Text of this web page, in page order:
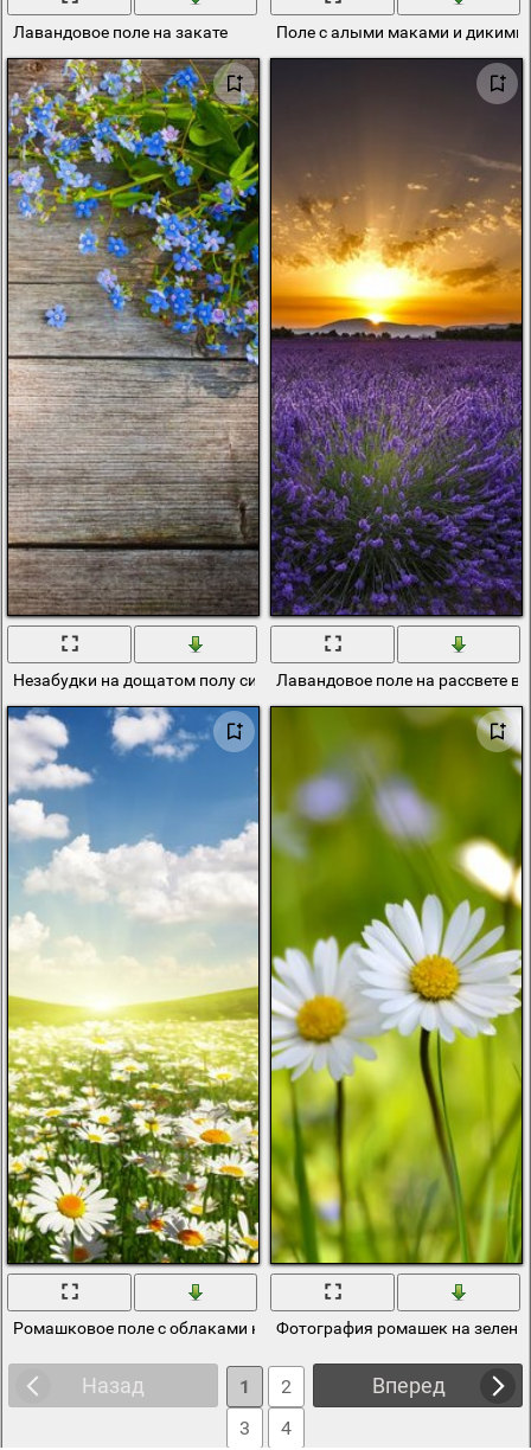
Лавандовое поле на закате Поле с алыми маками и дикими
Незабудки на дощатом полу синиеЛавандовое поле на рассвете
Ромашковое поле с облаками на рассветеФотография ромашек на
Назад Вперед
1
2
3
4